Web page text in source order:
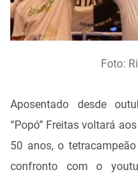
Foto:
Aposentado desde
“Popó” Freitas voltará
50 anos, o
confronto com o